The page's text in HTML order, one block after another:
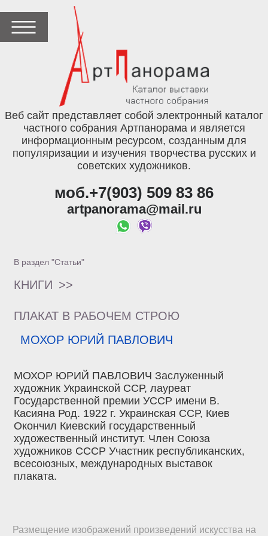
Веб сайт представляет собой электронный каталог
частного собрания Артпанорама и является
информационным ресурсом, созданным для
популяризации и изучения творчества русских и
советских художников.
моб.+7(903) 509 83 86
artpanorama@mail.ru
В раздел "Статьи"
КНИГИ >>
ПЛАКАТ В РАБОЧЕМ СТРОЮ
МОХОР ЮРИЙ ПАВЛОВИЧ
МОХОР ЮРИЙ ПАВЛОВИЧ Заслуженный
художник Украинской ССР, лауреат
Государственной премии УССР имени В.
Касияна Род. 1922 г. Украинская ССР, Киев
Окончил Киевский государственный
художественный институт. Член Союза
художников СССР Участник республиканских,
всесоюзных, международных выставок
плаката.
Размещение изображений произведений искусства на